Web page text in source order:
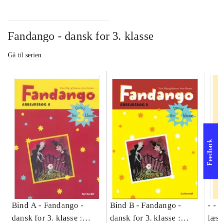
Fandango - dansk for 3. klasse
Gå til serien
Bind A - Fandango -
dansk for 3. klasse :
Bind B -Fandango -
dansk for 3. klasse :
- -
Feedback